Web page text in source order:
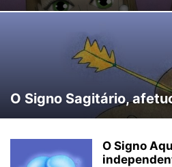
O Signo Sagitário,
O Signo